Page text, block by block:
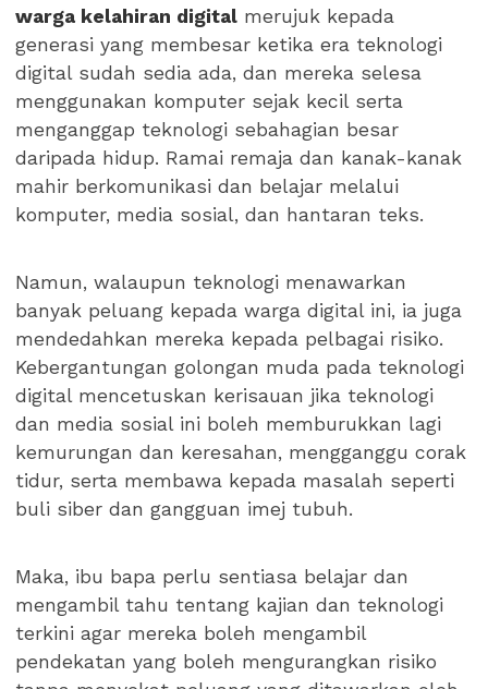
warga kelahiran digital merujuk kepada
generasi yang membesar ketika era teknologi
digital sudah sedia ada, dan mereka selesa
menggunakan komputer sejak kecil serta
menganggap teknologi sebahagian besar
daripada hidup. Ramai remaja dan kanak-kanak
mahir berkomunikasi dan belajar melalui
komputer, media sosial, dan hantaran teks.
Namun, walaupun teknologi menawarkan
banyak peluang kepada warga digital ini, ia juga
mendedahkan mereka kepada pelbagai risiko.
Kebergantungan golongan muda pada teknologi
digital mencetuskan kerisauan jika teknologi
dan media sosial ini boleh memburukkan lagi
kemurungan dan keresahan, mengganggu corak
tidur, serta membawa kepada masalah seperti
buli siber dan gangguan imej tubuh.
Maka, ibu bapa perlu sentiasa belajar dan
mengambil tahu tentang kajian dan teknologi
terkini agar mereka boleh mengambil
pendekatan yang boleh mengurangkan risiko